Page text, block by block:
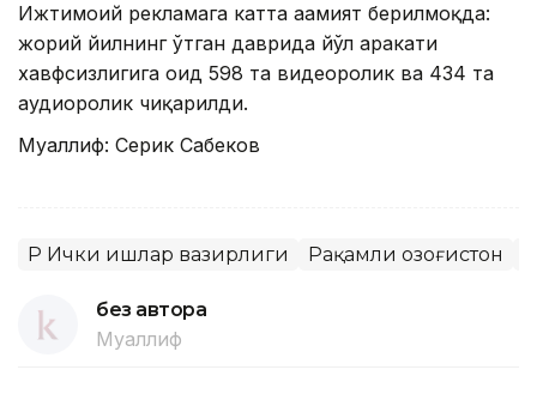
Ижтимоий рекламага катта аҳамият берилмоқда:
жорий йилнинг ўтган даврида йўл ҳаракати
хавфсизлигига оид 598 та видеоролик ва 434 та
аудиоролик чиқарилди.
Муаллиф: Серик Сабеков
ҚР Ички ишлар вазирлиги Рақамли Қозоғистон
без автора
Муаллиф